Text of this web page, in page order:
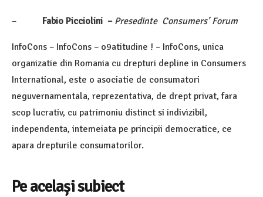
– Fabio Picciolini – Presedinte Consumers’ Forum
InfoCons – InfoCons – o9atitudine ! – InfoCons, unica
organizatie din Romania cu drepturi depline in Consumers
International, este o asociatie de consumatori
neguvernamentala, reprezentativa, de drept privat, fara
scop lucrativ, cu patrimoniu distinct si indivizibil,
independenta, intemeiata pe principii democratice, ce
apara drepturile consumatorilor.
Pe același subiect